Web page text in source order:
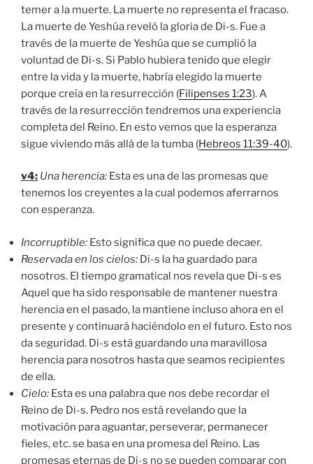
temer a la muerte. La muerte no representa el fracaso.
La muerte de Yeshúa reveló la gloria de Di-s. Fue a
través de la muerte de Yeshúa que se cumplió la
voluntad de Di-s. Si Pablo hubiera tenido que elegir
entre la vida y la muerte, habría elegido la muerte
porque creía en la resurrección (Filipenses 1:23). A
través de la resurrección tendremos una experiencia
completa del Reino. En esto vemos que la esperanza
sigue viviendo más allá de la tumba (Hebreos 11:39-40).
v4: Una herencia: Esta es una de las promesas que
tenemos los creyentes a la cual podemos aferrarnos
con esperanza.
Incorruptible: Esto significa que no puede decaer.
Reservada en los cielos: Di-s la ha guardado para
nosotros. El tiempo gramatical nos revela que Di-s es
Aquel que ha sido responsable de mantener nuestra
herencia en el pasado, la mantiene incluso ahora en el
presente y continuará haciéndolo en el futuro. Esto nos
da seguridad. Di-s está guardando una maravillosa
herencia para nosotros hasta que seamos recipientes
de ella.
Cielo: Esta es una palabra que nos debe recordar el
Reino de Di-s. Pedro nos está revelando que la
motivación para aguantar, perseverar, permanecer
fieles, etc. se basa en una promesa del Reino. Las
promesas eternas de Di-s no se pueden comparar con